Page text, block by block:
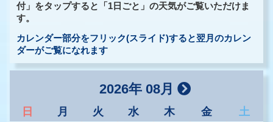
付」をタップすると「1日ごと」の天気がご覧いただけま
す。
カレンダー部分をフリック(スライド)すると翌月のカレン
ダーがご覧になれます
2026年 08月
日 月 火 水 木 金
土